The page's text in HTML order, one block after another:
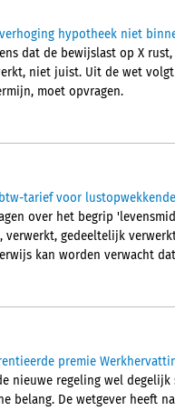
hypotheek niet
dat de bewijslast op X
niet juist. Uit de wet
moet opvragen.
tarief voor
over het begrip
verwerkt, gedeeltelijk
kan worden verwacht
premie
nieuwe regeling wel
belang. De wetgever heeft